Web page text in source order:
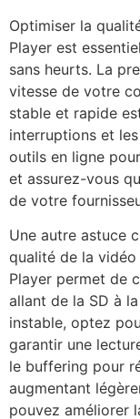
Optimiser la
Player est
sans heurts. La
vitesse de votre
stable et rapide
interruptions et
outils en ligne
et assurez-vous
de votre
Une autre astuce
qualité de la vidéo
Player permet de
allant de la SD à
instable, optez
garantir une
le buffering pour
augmentant
pouvez améliorer